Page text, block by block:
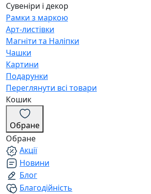
Сувеніри і декор
Рамки з маркою
Арт-листівки
Магніти та Наліпки
Чашки
Картини
Подарунки
Переглянути всі товари
Кошик
Обране
Обране
Акції
Новини
Блог
Благодійність